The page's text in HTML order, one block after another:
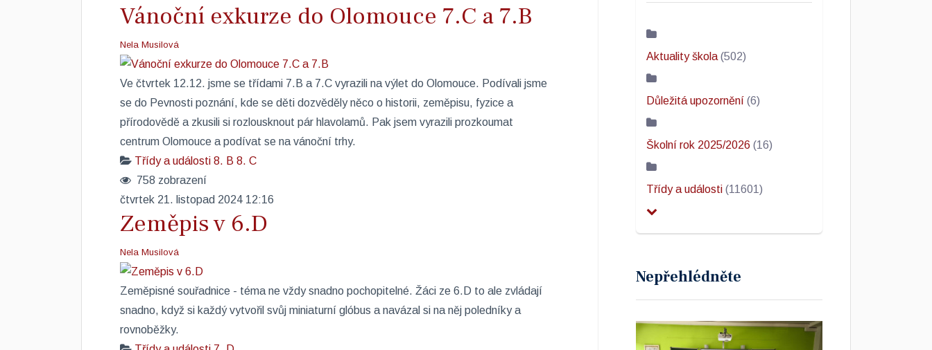
Vánoční exkurze do Olomouce 7.C a 7.B
Nela Musilová
Ve čtvrtek 12.12. jsme se třídami 7.B a 7.C vyrazili na výlet do Olomouce. Podívali jsme
se do Pevnosti poznání, kde se děti dozvěděly něco o historii, zeměpisu, fyzice a
přírodovědě a zkusili si rozlousknout pár hlavolamů. Pak jsem vyrazili prozkoumat
centrum Olomouce a podívat se na vánoční trhy.
Třídy a události 8. B 8. C
758 zobrazení
čtvrtek 21. listopad 2024 12:16
Zeměpis v 6.D
Nela Musilová
​Zeměpisné souřadnice - téma ne vždy snadno pochopitelné. Žáci ze 6.D to ale zvládají
snadno, když si každý vytvořil svůj miniaturní glóbus a navázal si na něj poledníky a
rovnoběžky.
Aktuality škola (502)
Důležitá upozornění (6)
Školní rok 2025/2026 (16)
Třídy a události (11601)
Nepřehlédněte